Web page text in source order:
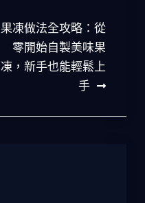
果凍做法全攻略：從
零開始自製美味果
凍，新手也能輕鬆上
手